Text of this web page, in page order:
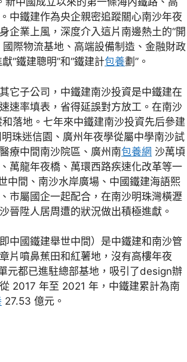
中鐵建作為央企親密追蹤關心南沙年夜
企業上風，深度介入這片南邊熱土的“開
際物流基地、高端設備制造、金融財政
“鐵建聰明”和“鐵建計包養劃”。
它子公司，中鐵建南沙投資是中鐵建在
速率填表，省得延誤對方放工。在南沙
落地。七年來中鐵建南沙投資先后參建
珠迷信園、廣州年夜學從屬中學南沙試
療中間南沙院區、廣州南包養網 沙萬頃
萬龍年夜橋、萬環西路疾速化改革等一
中間、南沙水岸廣場、中國鐵建海語熙
市屬國企一起配合，在南沙明珠灣橫瀝
晉陞人居周遭的狀況做出積極進獻。
中國鐵建舉世中間）是中鐵建和南沙管
片噴鼻蕉田和紅薯地，沒有高樓年夜
元都已進駐總部基地，吸引了design辦
2017 年至 2021 年，中鐵建累計為南
27.53 億元。